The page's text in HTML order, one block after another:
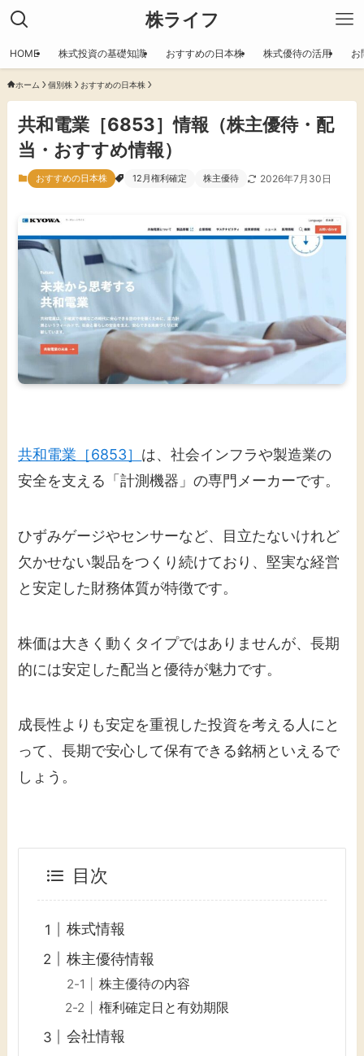
株ライフ
HOME 株式投資の基礎知識 おすすめの日本株 株式優待の活用 お
ホーム 個別株 おすすめの日本株
共和電業［6853］情報（株主優待・配
当・おすすめ情報）
おすすめの日本株 12月権利確定 株主優待 2026年7月30日
共和電業［6853］ は、社会インフラや製造業の
安全を支える「計測機器」の専門メーカーです。
ひずみゲージやセンサーなど、目立たないけれど
欠かせない製品をつくり続けており、堅実な経営
と安定した財務体質が特徴です。
株価は大きく動くタイプではありませんが、長期
的には安定した配当と優待が魅力です。
成長性よりも安定を重視した投資を考える人にと
って、長期で安心して保有できる銘柄といえるで
しょう。
目次
株式情報
株主優待情報
株主優待の内容
権利確定日と有効期限
会社情報